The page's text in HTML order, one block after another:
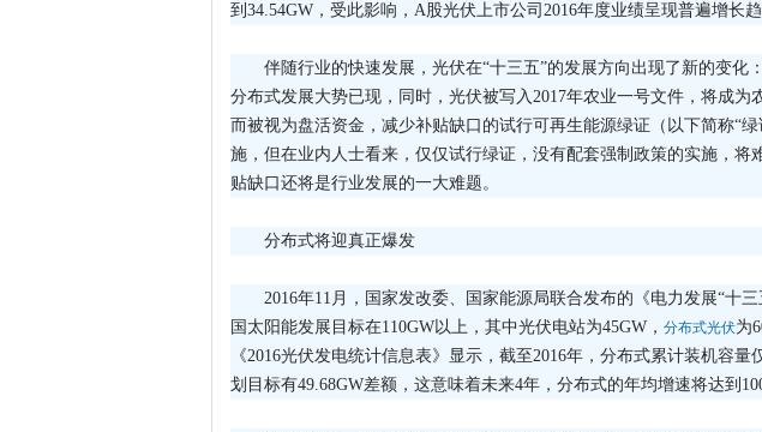
到34.54GW，受此影响，A股光伏上市公司2016年度业绩呈现普遍增长趋
伴随行业的快速发展，光伏在“十三五”的发展方向出现了新的变化
分布式发展大势已现，同时，光伏被写入2017年农业一号文件，将成为
而被视为盘活资金，减少补贴缺口的试行可再生能源绿证（以下简称“绿
施，但在业内人士看来，仅仅试行绿证，没有配套强制政策的实施，将
贴缺口还将是行业发展的一大难题。
分布式将迎真正爆发
2016年11月，国家发改委、国家能源局联合发布的《电力发展“十
国太阳能发展目标在110GW以上，其中光伏电站为45GW， 分布式光伏为
《2016光伏发电统计信息表》显示，截至2016年，分布式累计装机容量
划目标有49.68GW差额，这意味着未来4年，分布式的年均增速将达到